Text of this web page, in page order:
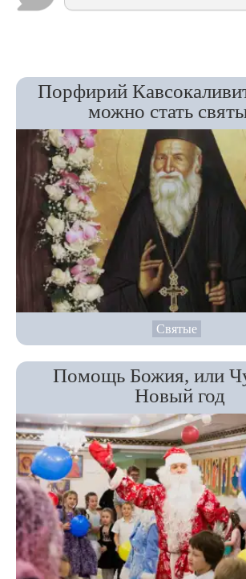
Порфирий
можно стать
Святые
Помощь Божия, или
Новый год